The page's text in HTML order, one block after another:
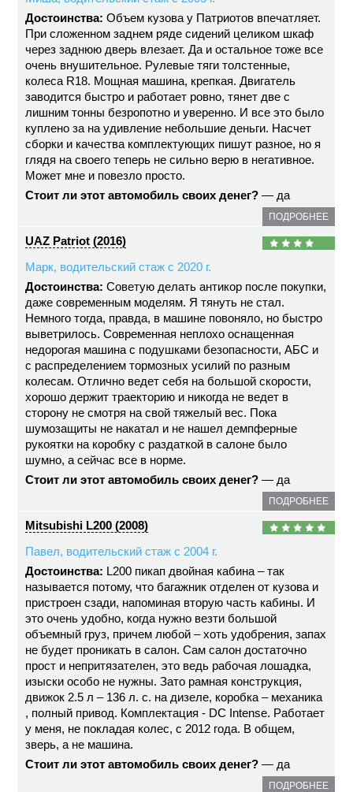
Достоинства: Объем кузова у Патриотов впечатляет.
При сложенном заднем ряде сидений целиком шкаф
через заднюю дверь влезает. Да и остальное тоже все
очень внушительное. Рулевые тяги толстенные,
колеса R18. Мощная машина, крепкая. Двигатель
заводится быстро и работает ровно, тянет две с
лишним тонны безропотно и уверенно. И все это было
куплено за на удивление небольшие деньги. Насчет
сборки и качества комплектующих пишут разное, но я
глядя на своего теперь не сильно верю в негативное.
Может мне и повезло просто.
Стоит ли этот автомобиль своих денег? — да
ПОДРОБНЕЕ
UAZ Patriot (2016)
Марк, водительский стаж с 2020 г.
Достоинства: Советую делать антикор после покупки,
даже современным моделям. Я тянуть не стал.
Немного тогда, правда, в машине повоняло, но быстро
выветрилось. Современная неплохо оснащенная
недорогая машина с подушками безопасности, АБС и
с распределением тормозных усилий по разным
колесам. Отлично ведет себя на большой скорости,
хорошо держит траекторию и никогда не ведет в
сторону не смотря на свой тяжелый вес. Пока
шумозащиты не накатал и не нашел демпферные
рукоятки на коробку с раздаткой в салоне было
шумно, а сейчас все в норме.
Стоит ли этот автомобиль своих денег? — да
ПОДРОБНЕЕ
Mitsubishi L200 (2008)
Павел, водительский стаж с 2004 г.
Достоинства: L200 пикап двойная кабина – так
называется потому, что багажник отделен от кузова и
пристроен сзади, напоминая вторую часть кабины. И
это очень удобно, когда нужно везти большой
объемный груз, причем любой – хоть удобрения, запах
не будет проникать в салон. Сам салон достаточно
прост и непритязателен, это ведь рабочая лошадка,
изыски особо не нужны. Зато рамная конструкция,
движок 2.5 л – 136 л. с. на дизеле, коробка – механика
, полный привод. Комплектация - DC Intense. Работает
у меня, не покладая колес, с 2012 года. В общем,
зверь, а не машина.
Стоит ли этот автомобиль своих денег? — да
ПОДРОБНЕЕ